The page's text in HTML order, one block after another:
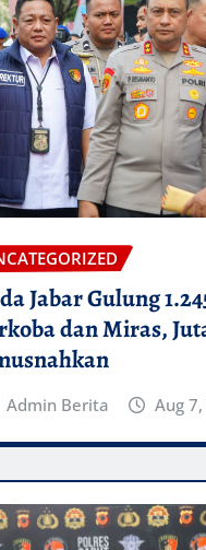
Jabar Gulung
dan Miras,
Admin Berita Aug